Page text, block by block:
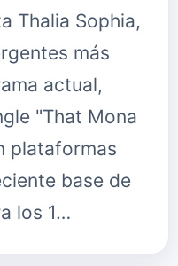
Thalia Sophia,
más
actual,
"That Mona
plataformas
base de
los 1…